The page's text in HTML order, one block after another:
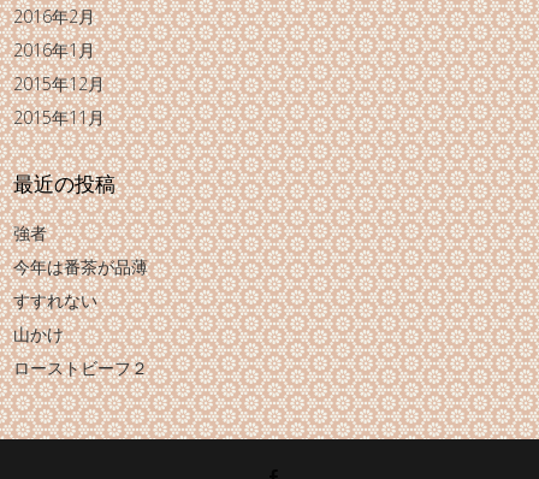
2016年2月
2016年1月
2015年12月
2015年11月
最近の投稿
強者
今年は番茶が品薄
すすれない
山かけ
ローストビーフ２